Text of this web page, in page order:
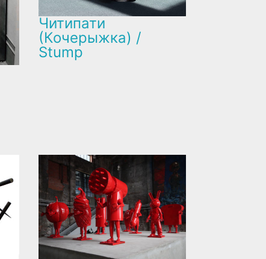
Читипати
(Кочерыжка) /
Stump